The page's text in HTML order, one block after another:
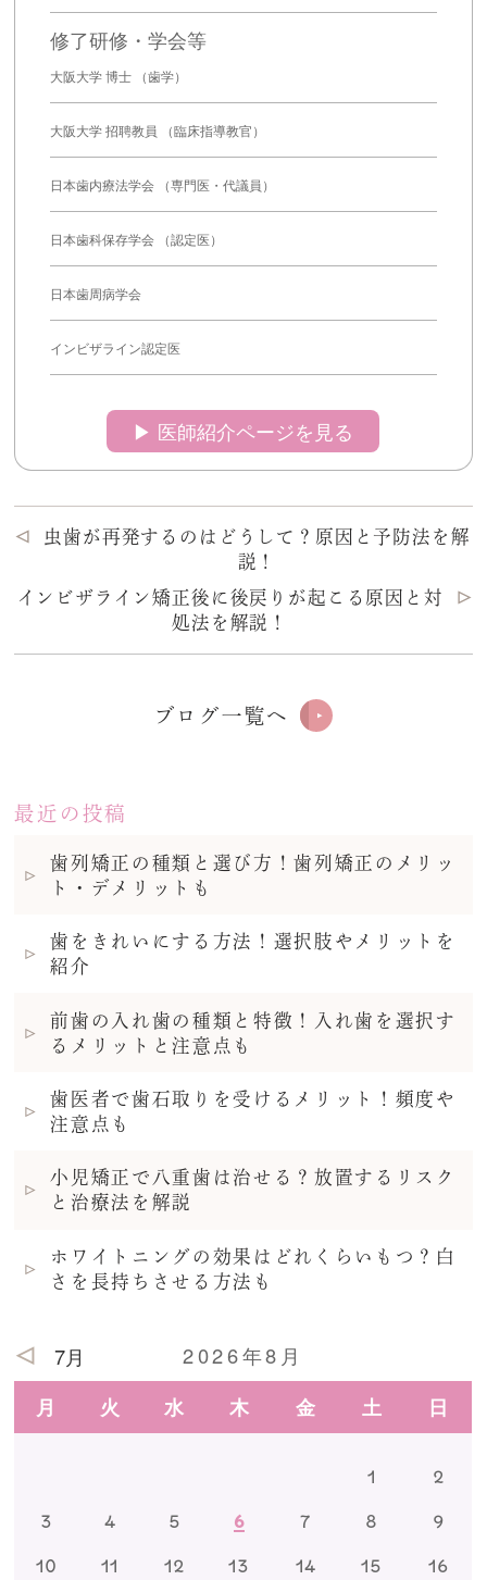
修了研修・学会等
大阪大学 博士 （歯学）
大阪大学 招聘教員 （臨床指導教官）
日本歯内療法学会 （専門医・代議員）
日本歯科保存学会 （認定医）
日本歯周病学会
インビザライン認定医
▶︎ 医師紹介ページを見る
虫歯が再発するのはどうして？原因と予防法を解
説！
インビザライン矯正後に後戻りが起こる原因と対
処法を解説！
ブログ一覧へ
最近の投稿
歯列矯正の種類と選び方！歯列矯正のメリッ
ト・デメリットも
歯をきれいにする方法！選択肢やメリットを
紹介
前歯の入れ歯の種類と特徴！入れ歯を選択す
るメリットと注意点も
歯医者で歯石取りを受けるメリット！頻度や
注意点も
小児矯正で八重歯は治せる？放置するリスク
と治療法を解説
ホワイトニングの効果はどれくらいもつ？白
さを長持ちさせる方法も
2026年8月
月 火 水 木 金 土 日
7月
1
2
3
4 5 6 7 8
9
10
11 12 13 14 15
16